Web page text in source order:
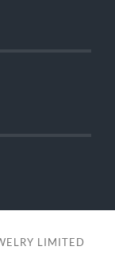
LIMITED